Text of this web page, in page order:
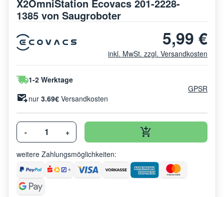
X2OmniStation Ecovacs 201-2228-
1385 von Saugroboter
5,99 €
inkl. MwSt. zzgl. Versandkosten
1-2 Werktage
nur 3.69€ Versandkosten
GPSR
- +
weitere Zahlungsmöglichkeiten: